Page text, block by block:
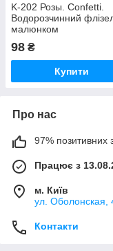
K-202 Розы. Confetti.
Водорозчинний
малюнком
98 ₴
Купити
Про нас
97% позитивних з
Працює з
м. Київ
ул. Оболонская,
Контакти